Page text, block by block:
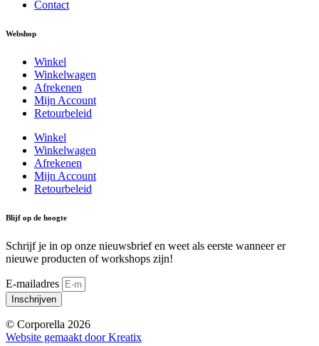
Contact
Webshop
Winkel
Winkelwagen
Afrekenen
Mijn Account
Retourbeleid
Winkel
Winkelwagen
Afrekenen
Mijn Account
Retourbeleid
Blijf op de hoogte
Schrijf je in op onze nieuwsbrief en weet als eerste wanneer er
nieuwe producten of workshops zijn!
E-mailadres
Inschrijven
© Corporella 2026
Website gemaakt door Kreatix